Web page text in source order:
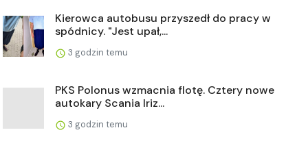
Kierowca autobusu przyszedł do pracy w
spódnicy. "Jest upał,...
3 godzin temu
PKS Polonus wzmacnia flotę. Cztery nowe
autokary Scania Iriz...
3 godzin temu